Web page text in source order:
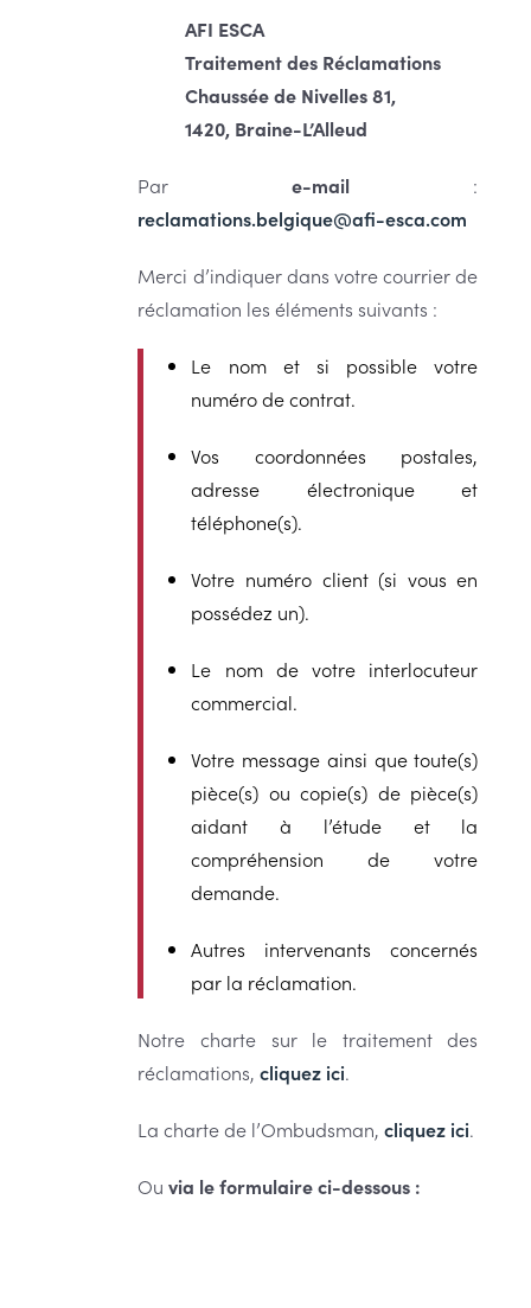
AFI ESCA
Traitement des Réclamations
Chaussée de Nivelles 81,
1420, Braine-L’Alleud
Par e-mail :
reclamations.belgique@afi-esca.com
Merci d’indiquer dans votre courrier de
réclamation les éléments suivants :
Le nom et si possible votre
numéro de contrat.
Vos coordonnées postales,
adresse électronique et
téléphone(s).
Votre numéro client (si vous en
possédez un).
Le nom de votre interlocuteur
commercial.
Votre message ainsi que toute(s)
pièce(s) ou copie(s) de pièce(s)
aidant à l’étude et la
compréhension de votre
demande.
Autres intervenants concernés
par la réclamation.
Notre charte sur le traitement des
réclamations,cliquez ici.
La charte de l’Ombudsman,cliquez ici.
Ouvia le formulaire ci-dessous :